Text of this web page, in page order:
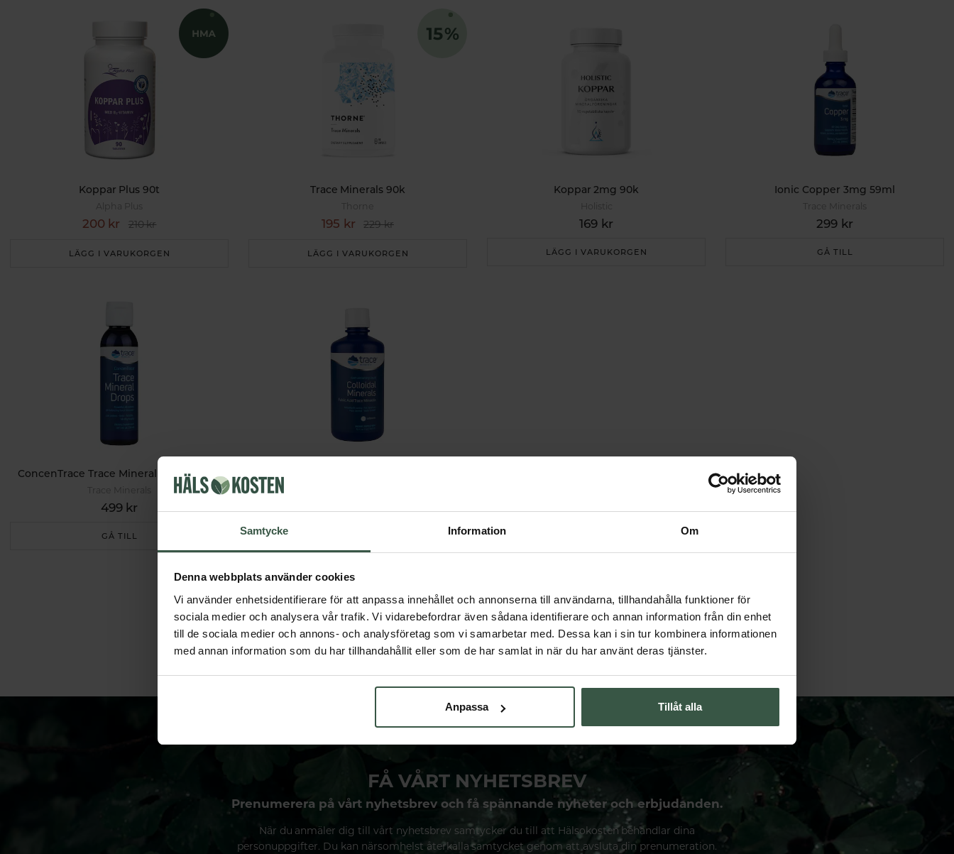
Samtycke Information Om
Denna webbplats använder cookies
Vi använder enhetsidentifierare för att anpassa innehållet och annonserna till användarna, tillhandahålla funktioner för
sociala medier och analysera vår trafik. Vi vidarebefordrar även sådana identifierare och annan information från din enhet
till de sociala medier och annons- och analysföretag som vi samarbetar med. Dessa kan i sin tur kombinera informationen
med annan information som du har tillhandahållit eller som de har samlat in när du har använt deras tjänster.
Anpassa Tillåt alla
Koppar Plus 90t
Alpha Plus
200 kr 210 kr
LÄGG I VARUKORGEN
Trace Minerals 90k
Thorne
195 kr 229 kr
LÄGG I VARUKORGEN
Koppar 2mg 90k
169 kr
LÄGG I VARUKORGEN
Ionic Copper 3mg 59ml
Trace Minerals
299 kr
GÅ TILL
ConcenTrace Trace Mineral Drops 118ml
Trace Minerals
499 kr
GÅ TILL
Colloidal Minerals Unflavored 946ml
449 kr
Du har sett 6 av 6 produkter
FÅ VÅRT NYHETSBREV
Prenumerera på vårt nyhetsbrev och få spännande nyheter och erbjudanden.
När du anmäler dig till vårt nyhetsbrev samtycker du till att Hälsokosten behandlar dina
personuppgifter. Du kan närsomhelst återkalla samtycket genom att avsluta din prenumeration.